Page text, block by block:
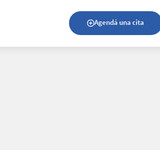
Agendá una cita